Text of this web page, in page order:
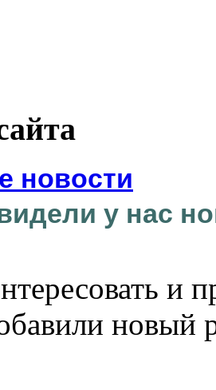
новости
у нас
и
новый